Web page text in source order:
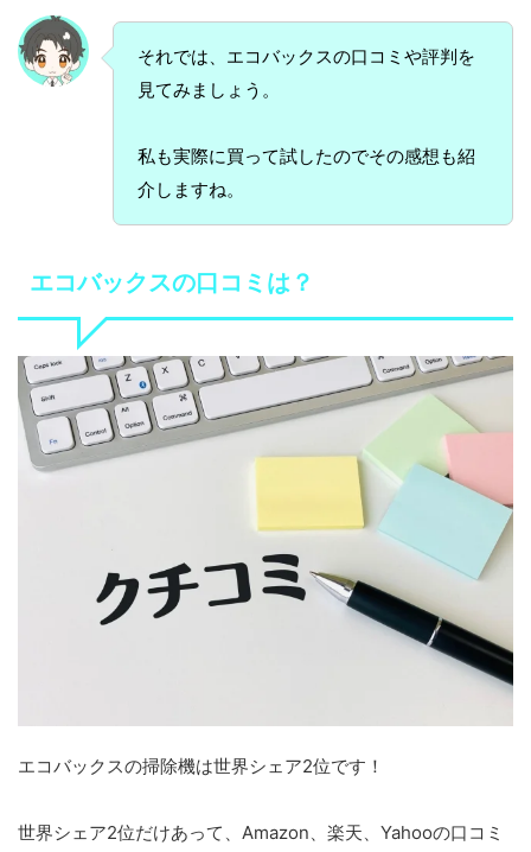
それでは、エコバックスの口コミや評判を
見てみましょう。
私も実際に買って試したのでその感想も紹
介しますね。
エコバックスの口コミは？
エコバックスの掃除機は世界シェア2位です！
世界シェア2位だけあって、Amazon、楽天、Yahooの口コミ